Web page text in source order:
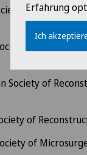
of Plastic,
of Plastic,
Society of
of
of
Erfahrung
Ich